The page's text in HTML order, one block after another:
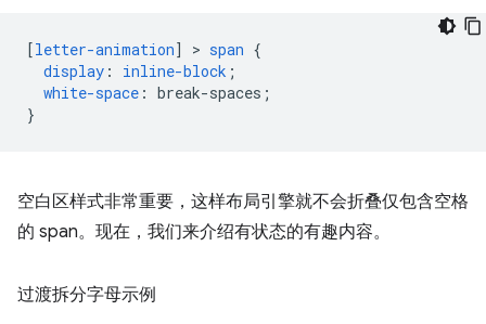
[letter-animation] > span {
display : inline-block ;
white-space : break-spaces ;
}
空白区样式非常重要，这样布局引擎就不会折叠仅包含空格
的 span。现在，我们来介绍有状态的有趣内容。
过渡拆分字母示例